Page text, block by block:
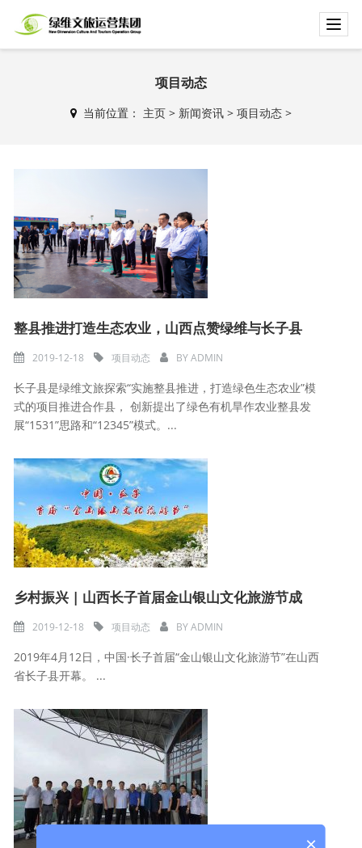
T
项目动态
当前位置： 主页> 新闻资讯> 项目动态>
整县推进打造生态农业，山西点赞绿维与长子县
2019-12-18 项目动态 BYADMIN
长子县是绿维文旅探索“实施整县推进，打造绿色生态农业”模
式的项目推进合作县， 创新提出了绿色有机旱作农业整县发
展“1531”思路和“12345”模式。...
乡村振兴 | 山西长子首届金山银山文化旅游节成
2019-12-18 项目动态 BYADMIN
2019年4月12日，中国·长子首届“金山银山文化旅游节”在山西
省长子县开幕。 ...